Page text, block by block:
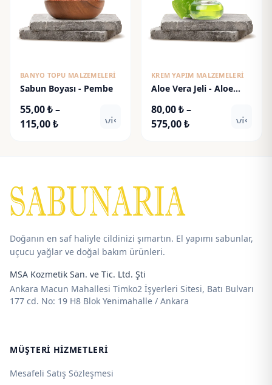
BANYO TOPU MALZEMELERI
Sabun Boyası - Pembe
55,00₺–
115,00₺Fiyat
visibility
KREM YAPIM MALZEMELERI
Aloe Vera Jeli - Aloe
80,00₺–
575,00₺Fiyat
Doğanın en saf haliyle cildinizi şımartın. El yapımı sabunlar,
uçucu yağlar ve doğal bakım ürünleri.
MSA Kozmetik San. ve Tic. Ltd. Şti
Ankara Macun Mahallesi Timko2 İşyerleri Sitesi, Batı Bulvarı
177 cd. No: 19 H8 Blok Yenimahalle / Ankara
MÜŞTERI HIZMETLERI
Mesafeli Satış Sözleşmesi